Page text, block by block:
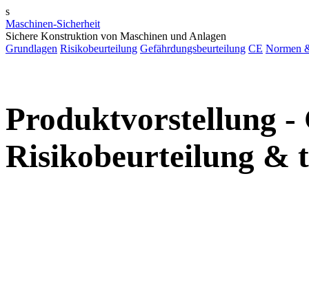
s
Maschinen-Sicherheit
Sichere Konstruktion von Maschinen und Anlagen
Grundlagen Risikobeurteilung Gefährdungsbeurteilung CE Normen
Produktvorstellung
Risikobeurteilung &